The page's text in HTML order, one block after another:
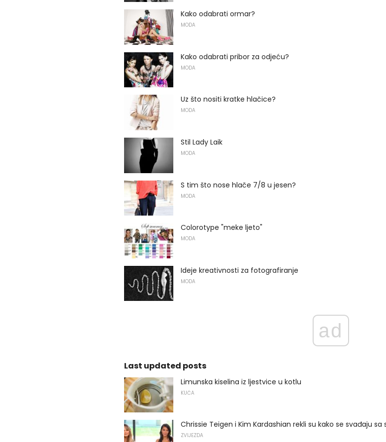
Kako odabrati ormar?
MODA
Kako odabrati pribor za odjeću?
MODA
Uz što nositi kratke hlačice?
MODA
Stil Lady Laik
MODA
S tim što nose hlače 7/8 u jesen?
MODA
Colorotype "meke ljeto"
MODA
Ideje kreativnosti za fotografiranje
MODA
ad
Last updated posts
Limunska kiselina iz ljestvice u kotlu
KUĆA
Chrissie Teigen i Kim Kardashian rekli su kako se svađaju
ZVIJEZDA